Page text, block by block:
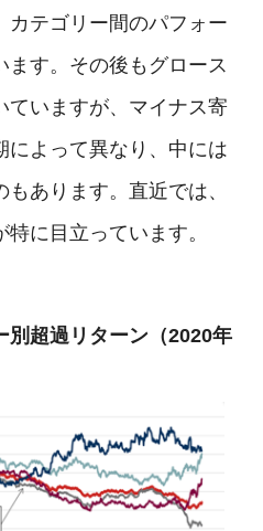
カテゴリー間のパフォー
ます。その後もグロース
ていますが、マイナス寄
によって異なり、中には
あります。直近では、
に目立っています。
別超過リターン（2020年